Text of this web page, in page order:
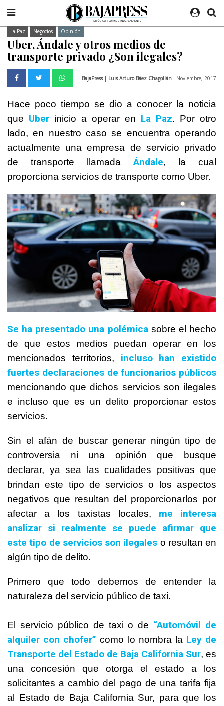
La Paz Negocios Opinión
Uber, Ándale y otros medios de
transporte privado ¿Son ilegales?
BajaPress | Luis Arturo Báez Chagollán - Noviembre, 2017
Hace poco tiempo se dio a conocer la noticia
que Uber inicio a operar en La Paz. Por otro
lado, en nuestro caso se encuentra operando
actualmente una empresa de servicio privado
de transporte llamada Ándale, la cual
proporciona servicios de transporte como Uber.
Se ha presentado una polémica sobre el hecho
de que estos medios puedan operar en los
mencionados territorios, incluso han existido
fuertes declaraciones de funcionarios públicos
mencionando que dichos servicios son ilegales
e incluso que es un delito proporcionar estos
servicios.
Sin el afán de buscar generar ningún tipo de
controversia ni una opinión que busque
declarar, ya sea las cualidades positivas que
brindan este tipo de servicios o los aspectos
negativos que resultan del proporcionarlos por
afectar a los taxistas locales, me interesa
analizar si realmente se puede afirmar que
este tipo de servicios son ilegales o resultan en
algún tipo de delito.
Primero que todo debemos de entender la
naturaleza del servicio público de taxi.
El servicio público de taxi o de “Automóvil de
alquiler con chofer” como lo nombra la Ley de
Transporte del Estado de Baja California Sur, es
una concesión que otorga el estado a los
solicitantes a cambio del pago de una tarifa fija
al Estado de Baja California Sur, para que los